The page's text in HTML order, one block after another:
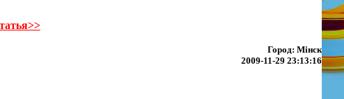
Город: Мінск
2009-11-29 23:13:16